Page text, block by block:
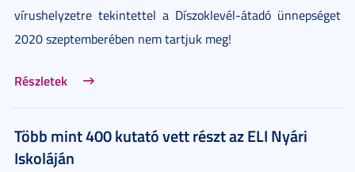
vírushelyzetre tekintettel a Díszoklevél-átadó ünnepséget
2020 szeptemberében nem tartjuk meg!
Részletek
Több mint 400 kutató vett részt az ELI Nyári
Iskoláján